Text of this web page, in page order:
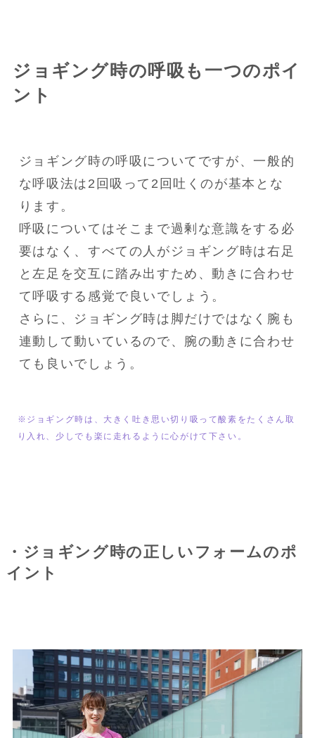
ジョギング時の呼吸も一つのポイ
ント
ジョギング時の呼吸についてですが、一般的
な呼吸法は2回吸って2回吐くのが基本とな
ります。
呼吸についてはそこまで過剰な意識をする必
要はなく、すべての人がジョギング時は右足
と左足を交互に踏み出すため、動きに合わせ
て呼吸する感覚で良いでしょう。
さらに、ジョギング時は脚だけではなく腕も
連動して動いているので、腕の動きに合わせ
ても良いでしょう。
※ジョギング時は、大きく吐き思い切り吸って酸素をたくさん取
り入れ、少しでも楽に走れるように心がけて下さい。
・ジョギング時の正しいフォームのポ
イント